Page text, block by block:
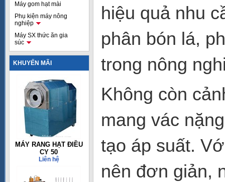
Máy gom hạt mài
Phụ kiện máy nông
nghiệp
Máy SX thức ăn gia
súc
KHUYẾN MÃI
MÁY RANG HẠT ĐIỀU
CY 50
Liên hệ
hiệu quả nhu
phân bón lá,
trong nông
Không còn
mang vác
tạo áp suất.
nên đơn giản,